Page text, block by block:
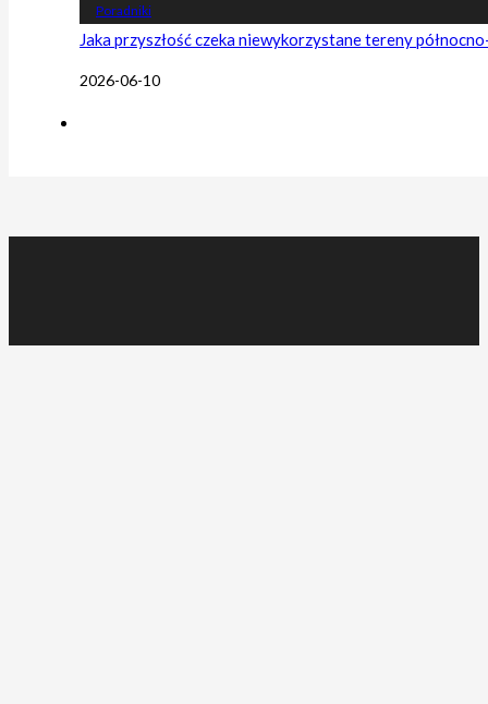
Poradniki
Jaka przyszłość czeka niewykorzystane tereny
2026-06-10